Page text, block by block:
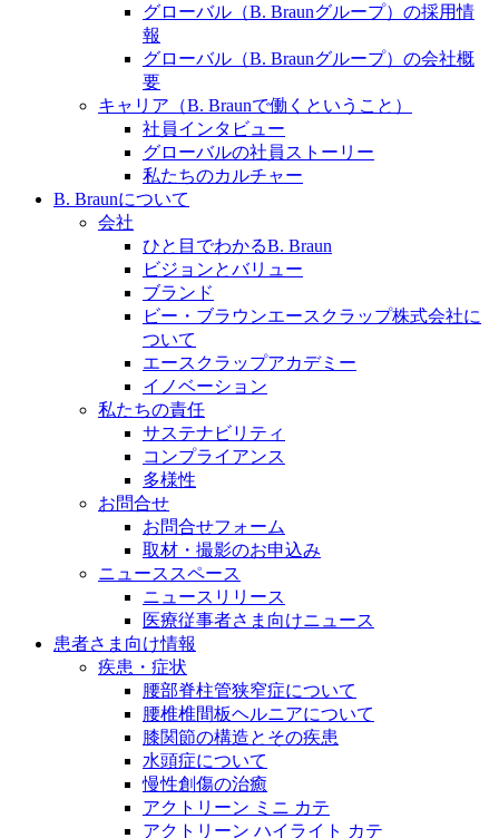
お問合せ先、価格情報、E-Shopのご案内など販売店さ
ま向けの情報スペースです。
お問合せフォームより、ご質問をお送りください。
グローバル（B. Braunグループ）の採用情
報
グローバル（B. Braunグループ）の会社概
要
キャリア（B. Braunで働くということ）
社員インタビュー
グローバルの社員ストーリー
私たちのカルチャー
B. Braunについて
会社
ひと目でわかるB. Braun
ビジョンとバリュー
ブランド
ビー・ブラウンエースクラップ株式会社に
ついて
エースクラップアカデミー
イノベーション
私たちの責任
サステナビリティ
コンプライアンス
多様性
お問合せ
お問合せフォーム
取材・撮影のお申込み
ニューススペース
ニュースリリース
医療従事者さま向けニュース
患者さま向け情報
疾患・症状
腰部脊柱管狭窄症について
腰椎椎間板ヘルニアについて
膝関節の構造とその疾患
水頭症について
慢性創傷の治癒
アクトリーン ミニ カテ
アクトリーン ハイライト カテ